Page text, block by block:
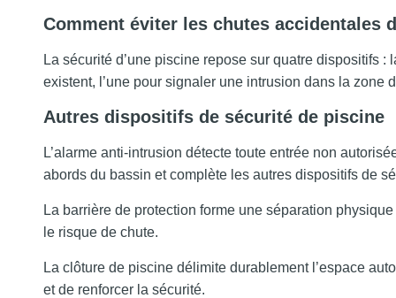
Comment éviter les chutes accidentales
La sécurité d’une piscine repose sur quatre dispositifs :
existent, l’une pour signaler une intrusion dans la zone
Autres dispositifs de sécurité de piscine
L’alarme anti-intrusion détecte toute entrée non
abords du bassin et complète les autres dispositifs de
La barrière de protection forme une séparation
le risque de chute.
La clôture de piscine délimite durablement l’espace
et de renforcer la sécurité.